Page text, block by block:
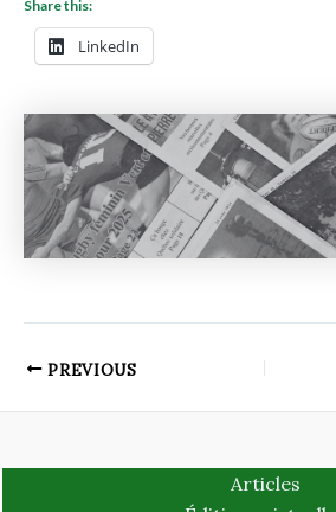
Share this:
LinkedIn
PREVIOUS
Articles